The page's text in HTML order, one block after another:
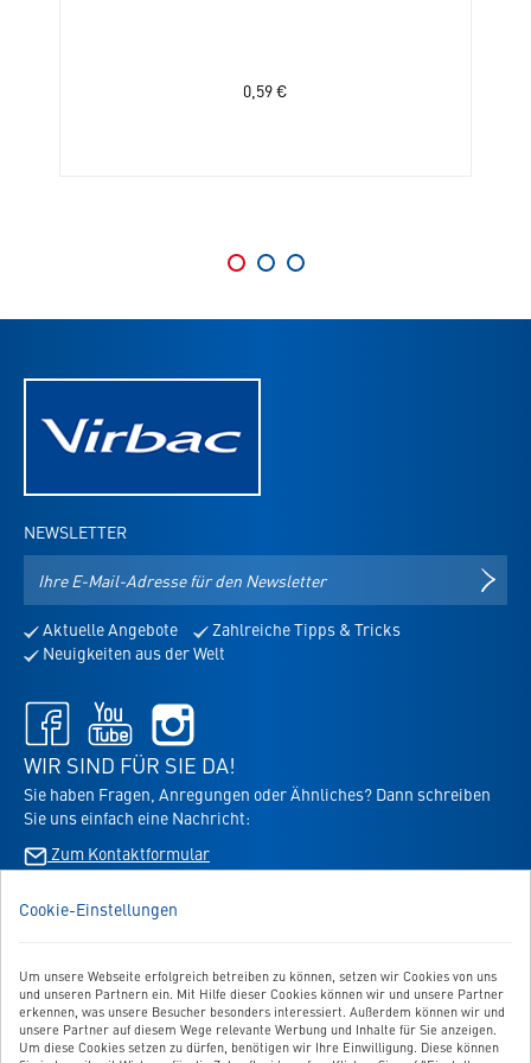
0,59€
Cookie-Einstellungen
Um unsere Webseite erfolgreich betreiben zu können, setzen wir Cookies von uns
und unseren Partnern ein. Mit Hilfe dieser Cookies können wir und unsere Partner
erkennen, was unsere Besucher besonders interessiert. Außerdem können wir und
unsere Partner auf diesem Wege relevante Werbung und Inhalte für Sie anzeigen.
Um diese Cookies setzen zu dürfen, benötigen wir Ihre Einwilligung. Diese können
NEWSLETTER
Mail-
für
den
Aktuelle Angebote
Zahlreiche Tipps & Tricks
Neuigkeiten aus der Welt
Facebook
-
öffnet
neuem
Tab
Youtube
öffnet
neuem
Tab
öffnet
neuem
Tab
WIR SIND FÜR SIE DA!
Sie haben Fragen, Anregungen oder Ähnliches? Dann schreiben
Sie uns einfach eine Nachricht:
Zum Kontaktformular
BESTELLUNG WIDERRUFEN
UNSER SERVICE
UNSERE TOP-KATEGORIEN